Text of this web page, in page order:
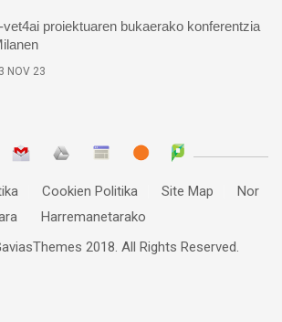
vet4ai proiektuaren bukaerako konferentzia
NOV 23
Cookien Politika Site Map
Nor
Harremanetarako
2018. All Rights Reserved.